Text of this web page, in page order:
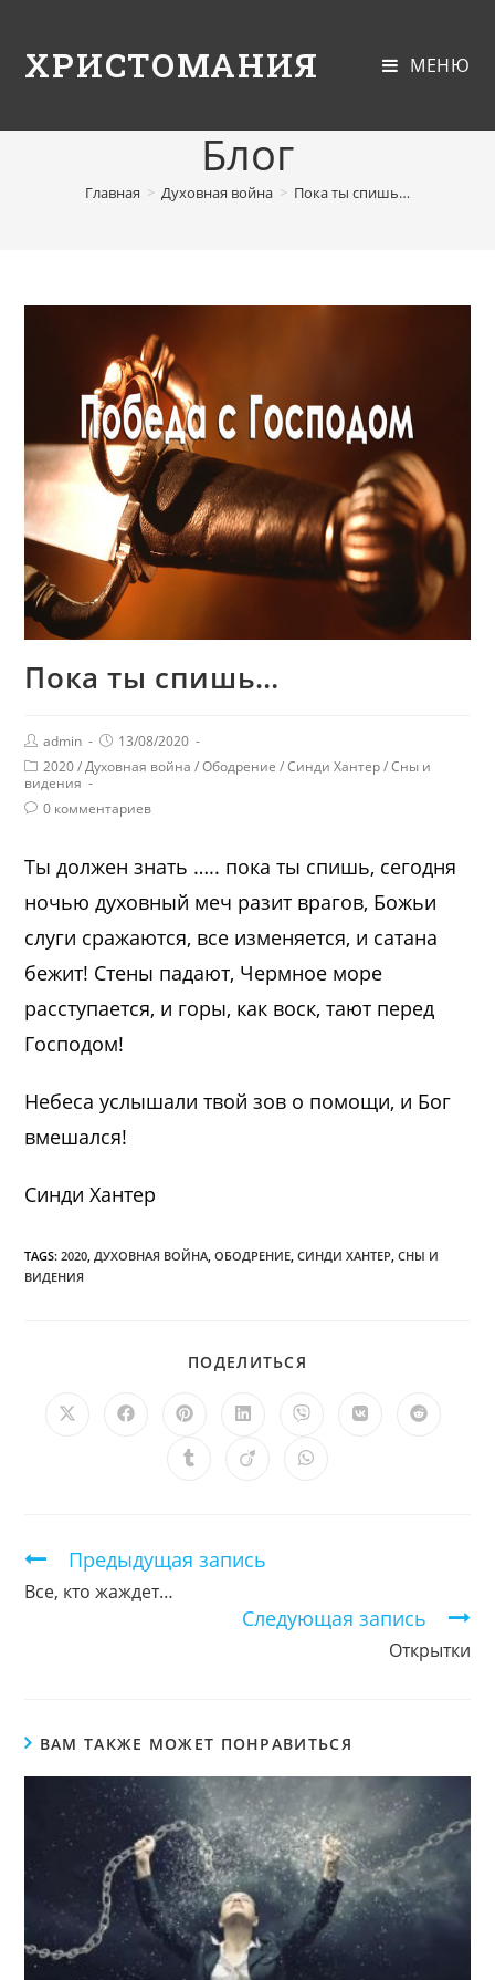
ХРИСТОМАНИЯ МЕНЮ
Блог
Главная > Духовная война > Пока ты спишь…
Пока ты спишь…
admin
13/08/2020
2020 / Духовная война / Ободрение / Синди Хантер / Сны и
видения
0 комментариев
Ты должен знать ….. пока ты спишь, сегодня
ночью духовный меч разит врагов, Божьи
слуги сражаются, все изменяется, и сатана
бежит! Стены падают, Чермное море
расступается, и горы, как воск, тают перед
Господом!
Небеса услышали твой зов о помощи, и Бог
вмешался!
Синди Хантер
TAGS:2020, ДУХОВНАЯ ВОЙНА, ОБОДРЕНИЕ, СИНДИ ХАНТЕР, СНЫ И
ВИДЕНИЯ
ПОДЕЛИТЬСЯ
Открывается
Открывается
новом
Открывается
в
новом
Открывается
в
новом
Открывается
в
новом
Открывается
Открывается
ОткрываетсяОткрывается
Продолжить
чтение
Предыдущая запись
Все, кто жаждет…
Следующая запись
Открытки
ВАМ ТАКЖЕ МОЖЕТ ПОНРАВИТЬСЯ